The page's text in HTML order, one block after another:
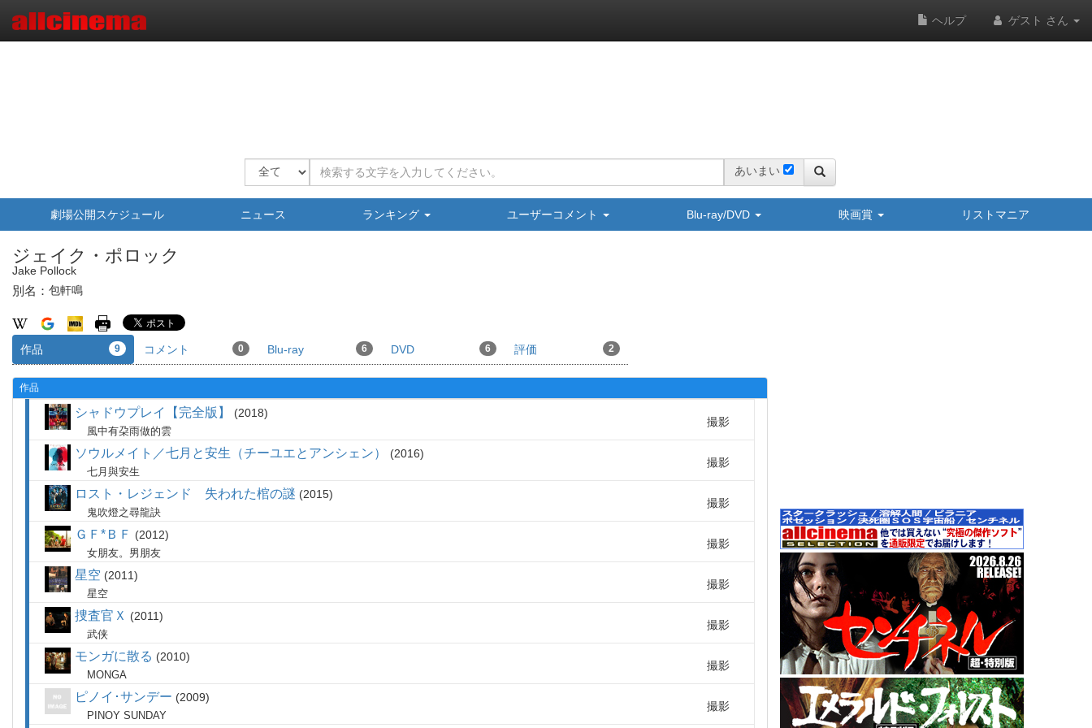
ヘルプ ゲスト さん
あいまい
劇場公開スケジュール ニュース ランキング ユーザーコメント Blu-ray/DVD 映画賞 リストマニア
ジェイク・ポロック
Jake Pollock
別名： 包軒鳴
作品 9 コメント 0 Blu-ray 6 DVD 6 評価 2
作品
シャドウプレイ【完全版】 2018
風中有朶雨做的雲
撮影
ソウルメイト／七月と安生（チーユエとアンシェン） 2016
七月與安生
撮影
ロスト・レジェンド 失われた棺の謎 2015
鬼吹燈之尋龍訣
撮影
ＧＦ*ＢＦ 2012
女朋友。男朋友
撮影
星空 2011
星空
撮影
捜査官Ｘ 2011
武侠
撮影
モンガに散る 2010
MONGA
撮影
ピノイ･サンデー 2009
PINOY SUNDAY
撮影